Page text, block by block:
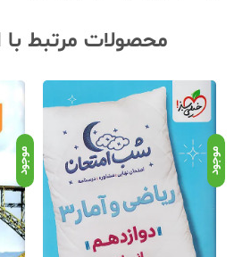
محصولات مرتبط
موجود موجود